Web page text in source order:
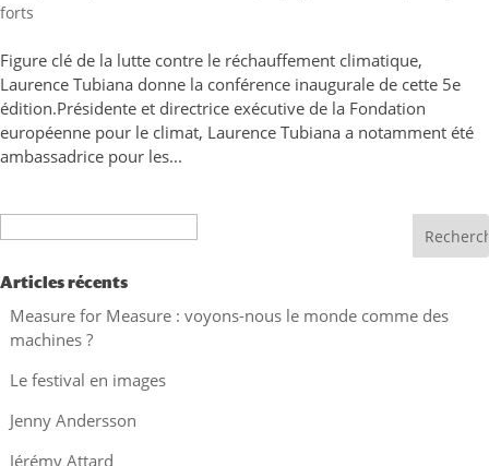
forts
Figure clé de la lutte contre le réchauffement climatique,
Laurence Tubiana donne la conférence inaugurale de cette 5e
édition.Présidente et directrice exécutive de la Fondation
européenne pour le climat, Laurence Tubiana a notamment été
ambassadrice pour les...
Articles récents
Measure for Measure : voyons-nous le monde comme des
machines ?
Le festival en images
Jenny Andersson
Jérémy Attard